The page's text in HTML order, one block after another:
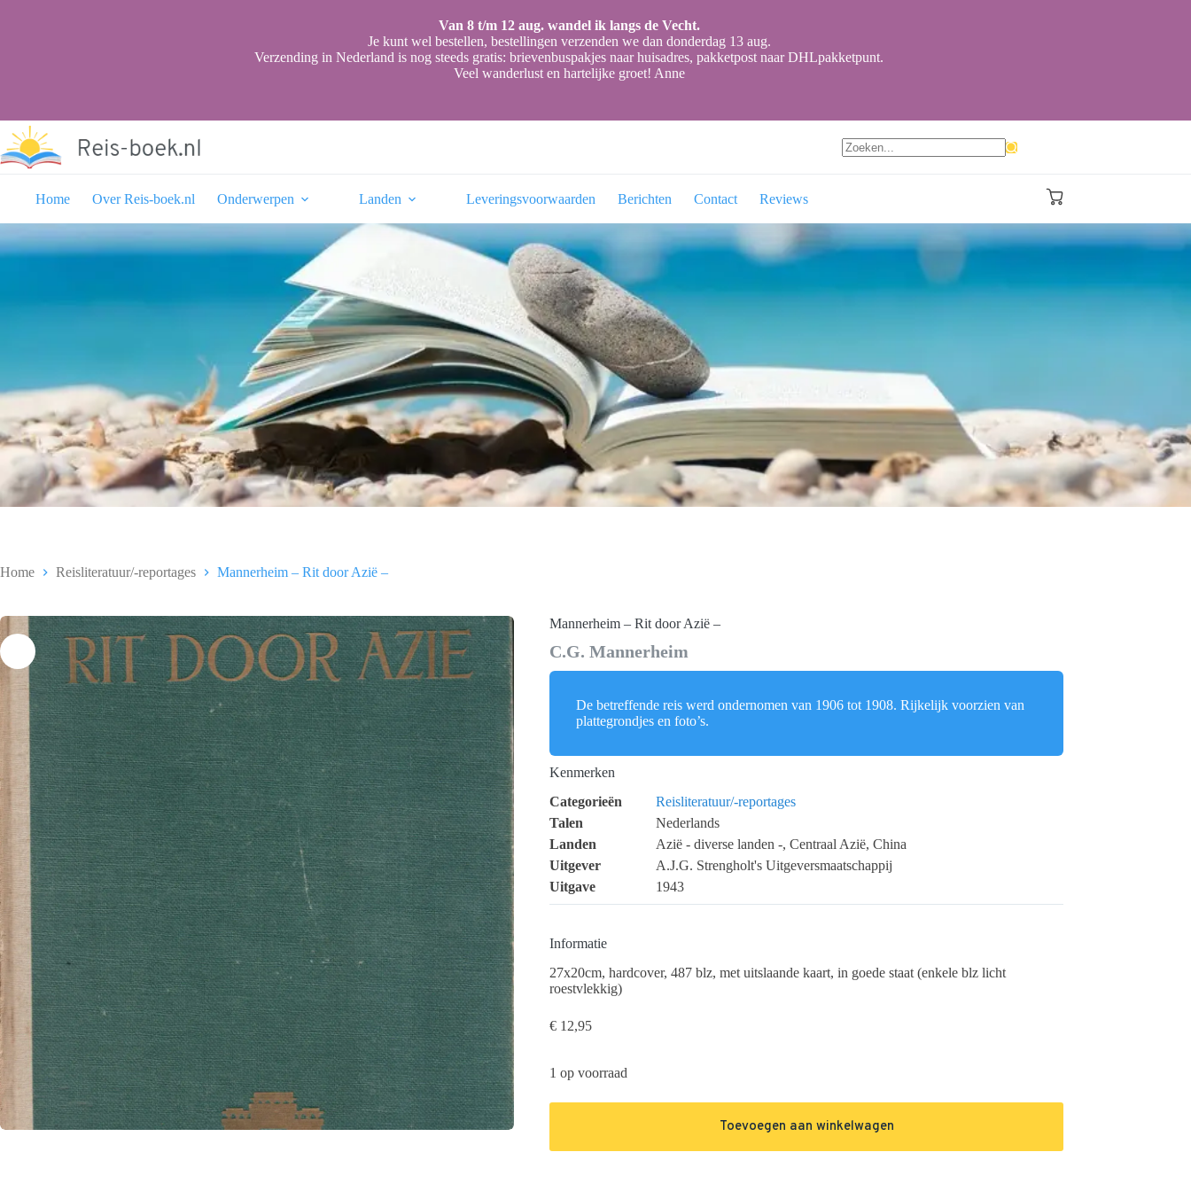
Van 8 t/m 12 aug. wandel ik langs de Vecht.
Je kunt wel bestellen, bestellingen verzenden we dan donderdag 13 aug.
Verzending in Nederland is nog steeds gratis: brievenbuspakjes naar huisadres, pakketpost naar DHLpakketpunt.
Veel wanderlust en hartelijke groet! Anne
Home
Over Reis-boek.nl Onderwerpen Landen Leveringsvoorwaarden Berichten Contact Reviews Winkelwagen
Home Reisliteratuur/-reportages Mannerheim – Rit door Azië –
Mannerheim – Rit door Azië –
C.G. Mannerheim
De betreffende reis werd ondernomen van 1906 tot 1908. Rijkelijk voorzien van
plattegrondjes en foto’s.
Kenmerken
Categorieën
Reisliteratuur/-reportages
Talen
Nederlands
Landen
Azië - diverse landen -, Centraal Azië, China
Uitgever
A.J.G. Strengholt's Uitgeversmaatschappij
Uitgave
1943
Informatie
27x20cm, hardcover, 487 blz, met uitslaande kaart, in goede staat (enkele blz licht
roestvlekkig)
€ 12,95
1 op voorraad
Toevoegen aan winkelwagen